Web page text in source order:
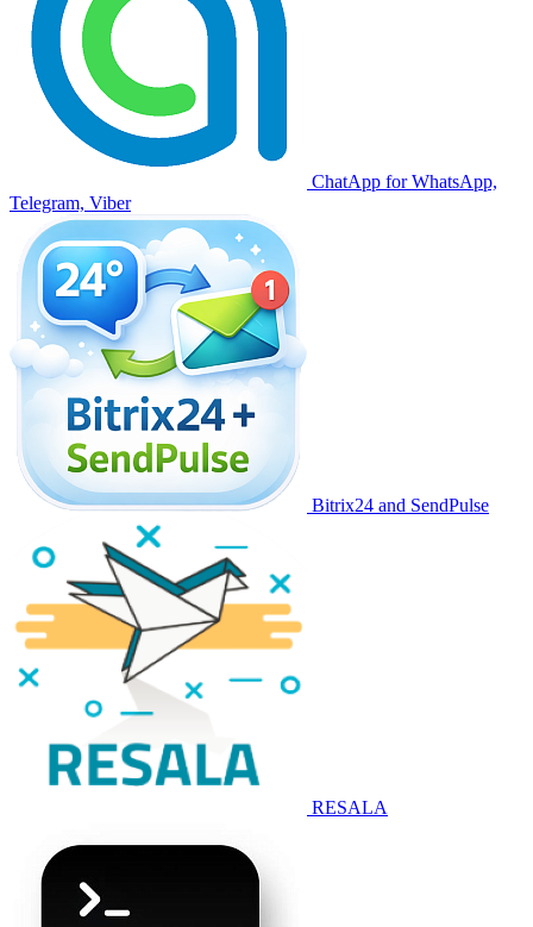
ChatApp for WhatsApp,
Telegram, Viber
Bitrix24 and SendPulse
RESALA